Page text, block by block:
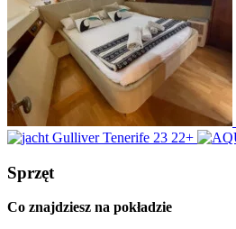
22+
Sprzęt
Co znajdziesz na pokładzie